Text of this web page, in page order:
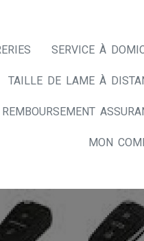
SERVICE À
TAILLE DE LAME À
REMBOURSEMENT
MON